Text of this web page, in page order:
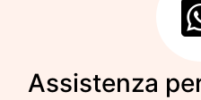
Assistenza